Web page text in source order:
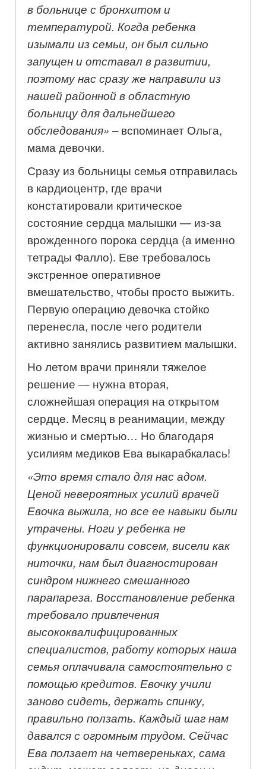
в больнице с бронхитом и
температурой. Когда ребенка
изымали из семьи, он был сильно
запущен и отставал в развитии,
поэтому нас сразу же направили из
нашей районной в областную
больницу для дальнейшего
обследования» – вспоминает Ольга,
мама девочки.
Сразу из больницы семья отправилась
в кардиоцентр, где врачи
констатировали критическое
состояние сердца малышки — из-за
врожденного порока сердца (а именно
тетрады Фалло). Еве требовалось
экстренное оперативное
вмешательство, чтобы просто выжить.
Первую операцию девочка стойко
перенесла, после чего родители
активно занялись развитием малышки.
Но летом врачи приняли тяжелое
решение — нужна вторая,
сложнейшая операция на открытом
сердце. Месяц в реанимации, между
жизнью и смертью… Но благодаря
усилиям медиков Ева выкарабкалась!
«Это время стало для нас адом.
Ценой невероятных усилий врачей
Евочка выжила, но все ее навыки были
утрачены. Ноги у ребенка не
функционировали совсем, висели как
ниточки, нам был диагностирован
синдром нижнего смешанного
парапареза. Восстановление ребенка
требовало привлечения
высококвалифицированных
специалистов, работу которых наша
семья оплачивала самостоятельно с
помощью кредитов. Евочку учили
заново сидеть, держать спинку,
правильно ползать. Каждый шаг нам
давался с огромным трудом. Сейчас
Ева ползает на четвереньках, сама